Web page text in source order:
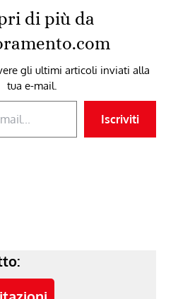
di più da
gli ultimi articoli inviati alla
tua e-mail.
Iscriviti